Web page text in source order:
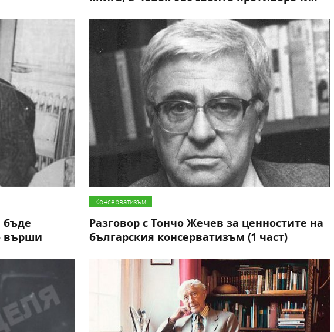
върши
Консерватизъм
Разговор с Тончо Жечев за ценностите на
българския консерватизъм (1 част)